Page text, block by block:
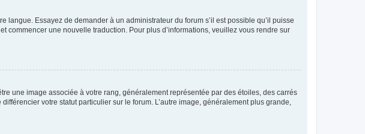
Essayez de demander à un administrateur du forum s’il est possible qu’il puisse
commencer une nouvelle traduction. Pour plus d’informations, veuillez vous rendre sur
une image associée à votre rang, généralement représentée par des étoiles, des carrés
votre statut particulier sur le forum. L’autre image, généralement plus grande,